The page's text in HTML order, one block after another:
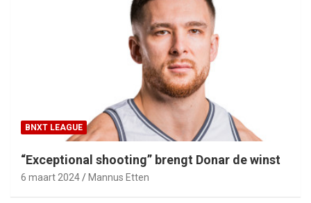
BNXT LEAGUE
“Exceptional shooting” brengt Donar de winst
6 maart 2024 Mannus Etten